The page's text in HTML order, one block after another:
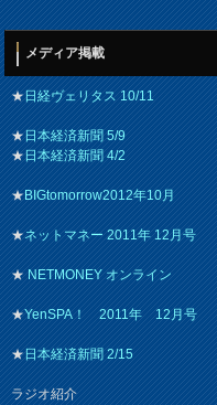
メディア掲載
★日経ヴェリタス 10/11
★日本経済新聞 5/9
★日本経済新聞 4/2
★BIGtomorrow2012年10月
★ネットマネー 2011年 12月号
★NETMONEY オンライン
★YenSPA！ 2011年 12月号
★日本経済新聞 2/15
ラジオ紹介